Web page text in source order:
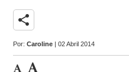
share
Por:Caroline | 02 Abril 2014